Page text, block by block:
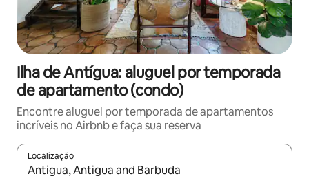
Ilha de Antígua: aluguel por temporada
de apartamento (condo)
Encontre aluguel por temporada de apartamentos
incríveis no Airbnb e faça sua reserva
Localização
Quando os resultados estiverem disponíveis, explore-os